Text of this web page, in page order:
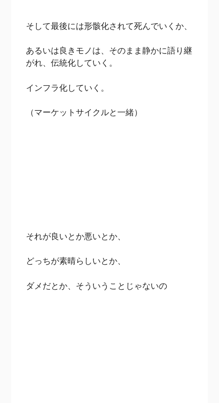
そして最後には形骸化されて死んでいくか、
あるいは良きモノは、そのまま静かに語り継
がれ、伝統化していく。
インフラ化していく。
（マーケットサイクルと一緒）
それが良いとか悪いとか、
どっちが素晴らしいとか、
ダメだとか、そういうことじゃないの